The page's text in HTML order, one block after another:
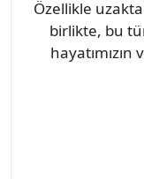
Özellikle
birlikte, bu